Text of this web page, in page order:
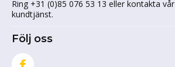
Ring +31 (0)85 076 53 13 eller kontakta vår
kundtjänst.
Följ oss